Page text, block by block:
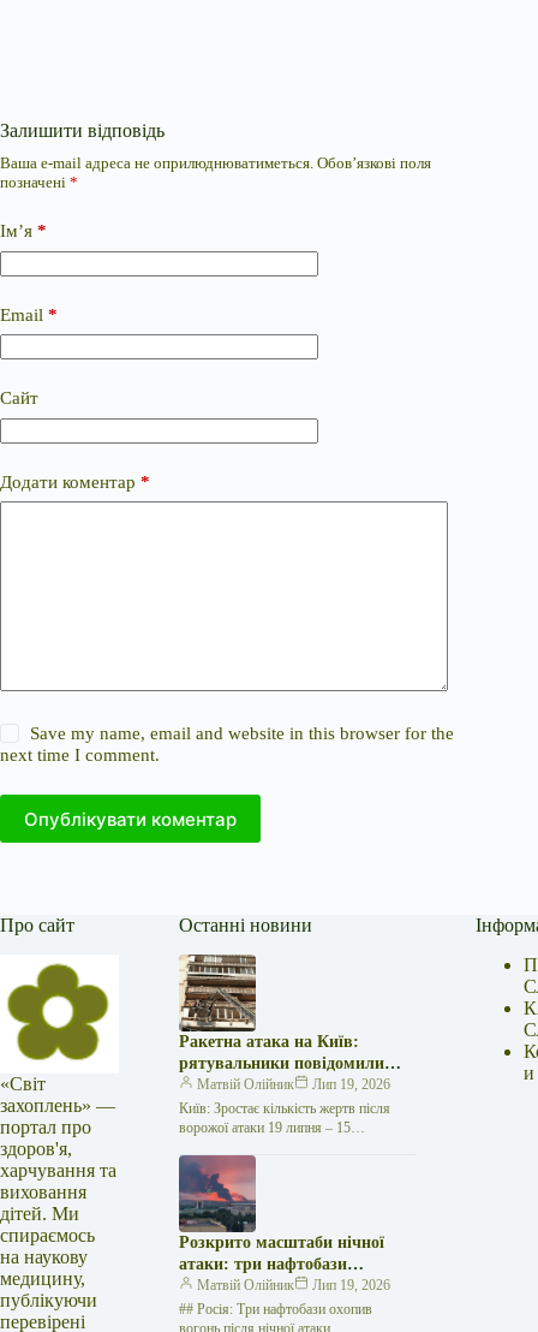
Залишити відповідь
Ваша e-mail адреса не оприлюднюватиметься. Обов’язкові поля
позначені *
Ім’я *
Email *
Сайт
Додати коментар *
Save my name, email and website in this browser for the
next time I comment.
Опублікувати коментар
Про сайт
«Світ
захоплень» —
портал про
здоров'я,
харчування та
виховання
дітей. Ми
спираємось
на наукову
медицину,
публікуючи
перевірені
Останні новини
Ракетна атака на Київ:
рятувальники повідомили
про 15 поранених
Матвій Олійник
Лип 19, 2026
Київ: Зростає кількість жертв після
ворожої атаки 19 липня – 15
російської агресії, що сталася у
столиці…
Розкрито масштаби нічної
атаки: три нафтобази
палають у Ставрополі –
OSINT-аналіз
Матвій Олійник
Лип 19, 2026
## Росія: Три нафтобази охопив
вогонь після нічної атаки
и